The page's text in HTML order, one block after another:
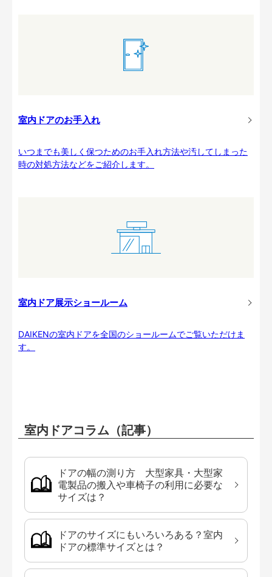
室内ドアのお手入れ
いつまでも美しく保つためのお手入れ方法や汚してしまった
時の対処方法などをご紹介します。
室内ドア展示ショールーム
DAIKENの室内ドアを全国のショールームでご覧いただけま
す。
室内ドアコラム（記事）
ドアの幅の測り方 大型家具・大型家
電製品の搬入や車椅子の利用に必要な
サイズは？
ドアのサイズにもいろいろある？室内
ドアの標準サイズとは？